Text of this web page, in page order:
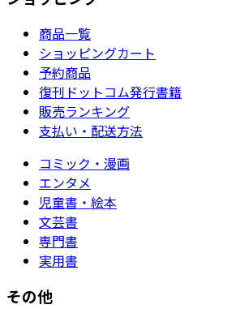
商品一覧
ショッピングカート
予約商品
復刊ドットコム発行書籍
販売ランキング
支払い・配送方法
コミック・漫画
エンタメ
児童書・絵本
文芸書
専門書
実用書
その他